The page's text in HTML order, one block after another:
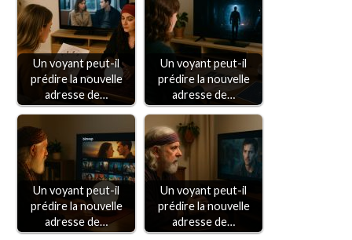
Un voyant peut-il
prédire la nouvelle
adresse de…
Un voyant peut-il
prédire la nouvelle
adresse de…
Un voyant peut-il
prédire la nouvelle
adresse de…
Un voyant peut-il
prédire la nouvelle
adresse de…